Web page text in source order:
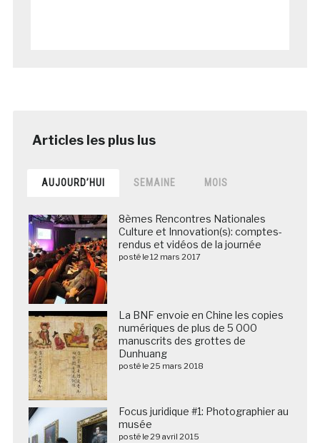
AUJOURD’HUI SEMAINE MOIS
8èmes Rencontres Nationales
Culture et Innovation(s): comptes-
rendus et vidéos de la journée
posté le 12 mars 2017
La BNF envoie en Chine les copies
numériques de plus de 5 000
manuscrits des grottes de
Dunhuang
posté le 25 mars 2018
Focus juridique #1: Photographier au
musée
posté le 29 avril 2015